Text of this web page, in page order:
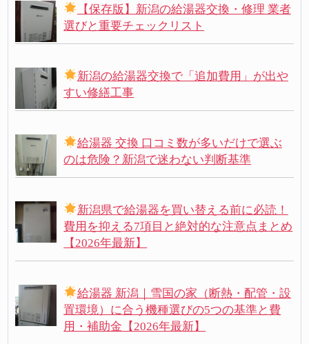
【保存版】新潟の給湯器交換・修理 業者
選びと重要チェックリスト
新潟の給湯器交換で「追加費用」が出や
すい修繕工事
給湯器 交換 口コミ数が多いだけで選ぶ
のは危険？新潟で迷わない判断基準
新潟県で給湯器を買い替える前に必読！
費用を抑える7項目と絶対的な注意点まとめ
【2026年最新】
給湯器 新潟｜雪国の家（断熱・配管・設
置環境）に合う機種選びの5つの基準と費
用・補助金【2026年最新】